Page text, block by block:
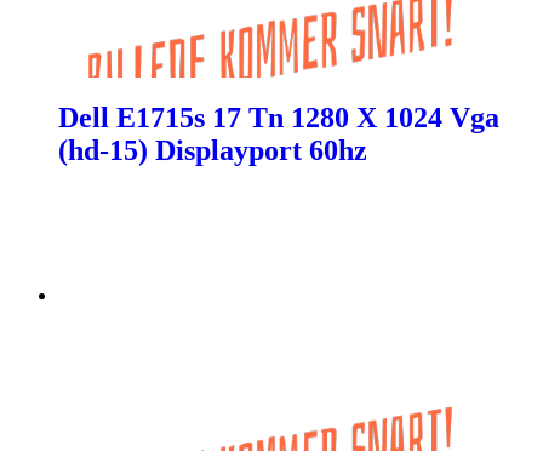
Dell E1715s 17 Tn 1280 X 1024 Vga
(hd-15) Displayport 60hz